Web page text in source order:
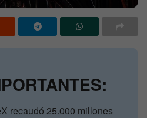
recaudó 25.000 millones